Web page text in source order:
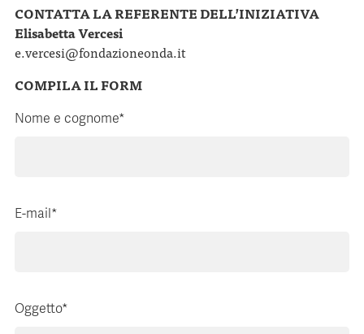
CONTATTA LA REFERENTE DELL’INIZIATIVA
Elisabetta Vercesi
e.vercesi@fondazioneonda.it
COMPILA IL FORM
Nome e cognome*
E-mail*
Oggetto*